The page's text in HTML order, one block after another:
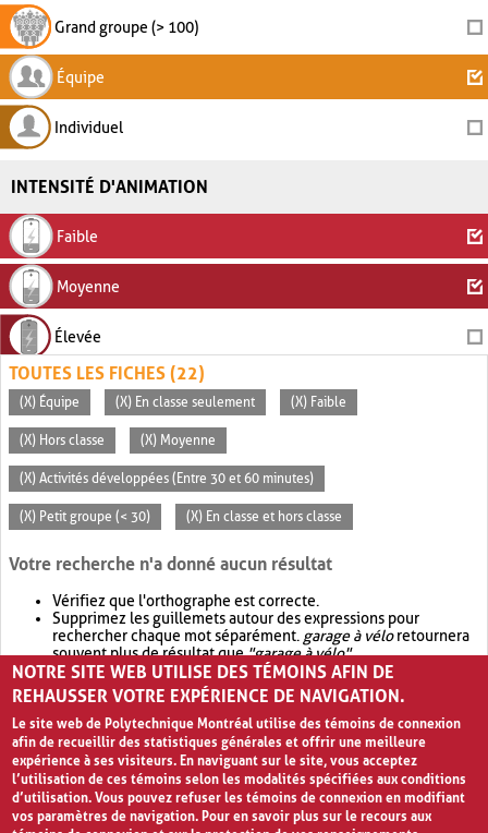
Grand groupe (> 100)
Équipe
Individuel
INTENSITÉ D'ANIMATION
Faible
Moyenne
Élevée
TOUTES LES FICHES (22)
(X) Équipe (X) En classe seulement (X) Faible
(X) Hors classe (X) Moyenne
(X) Activités développées (Entre 30 et 60 minutes)
(X) Petit groupe (< 30) (X) En classe et hors classe
Votre recherche n'a donné aucun résultat
Vérifiez que l'orthographe est correcte.
Supprimez les guillemets autour des expressions pour
rechercher chaque mot séparément. garage à véloretournera
souvent plus de résultat que"garage à vélo".
Envisagez d'élargir votre recherche avec OR.garage OR vélo
retournera souvent plus de résultat quegarage à vélo
NOTRE SITE WEB UTILISE DES TÉMOINS AFIN DE
REHAUSSER VOTRE EXPÉRIENCE DE NAVIGATION.
Le site web de Polytechnique Montréal utilise des témoins de connexion
afin de recueillir des statistiques générales et offrir une meilleure
expérience à ses visiteurs. En naviguant sur le site, vous acceptez
l’utilisation de ces témoins selon les modalités spécifiées aux conditions
d’utilisation. Vous pouvez refuser les témoins de connexion en modifiant
vos paramètres de navigation. Pour en savoir plus sur le recours aux